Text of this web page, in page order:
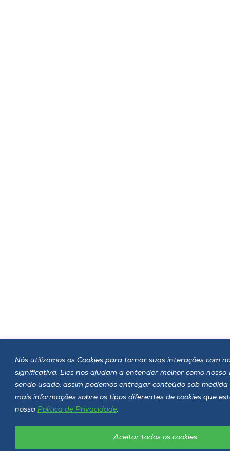
Nós utilizamos os Cookies para tornar suas interações com
significativa. Eles nos ajudam a entender melhor como nosso
sendo usado, assim podemos entregar conteúdo sob
mais informações sobre os tipos diferentes de cookies que
nossa Política de Privacidade.
Aceitar todos os cookies